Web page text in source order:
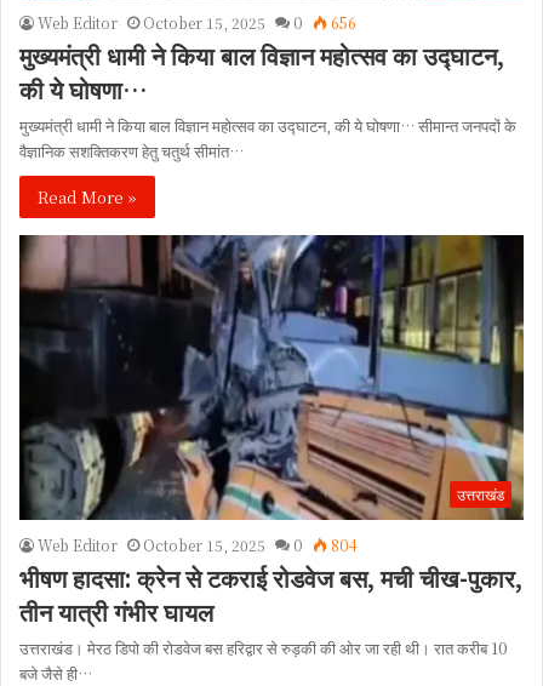
Web Editor October 15, 2025 0 656
मुख्यमंत्री धामी ने किया बाल विज्ञान महोत्सव का उद्घाटन,
की ये घोषणा…
मुख्यमंत्री धामी ने किया बाल विज्ञान महोत्सव का उद्घाटन, की ये घोषणा… सीमान्त जनपदों के
वैज्ञानिक सशक्तिकरण हेतु चतुर्थ सीमांत…
Read More »
उत्तराखंड
Web Editor October 15, 2025 0 804
भीषण हादसा: क्रेन से टकराई रोडवेज बस, मची चीख-पुकार,
तीन यात्री गंभीर घायल
उत्तराखंड। मेरठ डिपो की रोडवेज बस हरिद्वार से रुड़की की ओर जा रही थी। रात करीब 10
बजे जैसे ही…